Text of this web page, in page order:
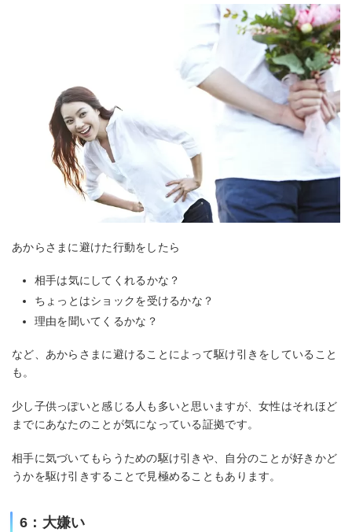
あからさまに避けた行動をしたら
相手は気にしてくれるかな？
ちょっとはショックを受けるかな？
理由を聞いてくるかな？
など、あからさまに避けることによって駆け引きをしていること
も。
少し子供っぽいと感じる人も多いと思いますが、女性はそれほど
までにあなたのことが気になっている証拠です。
相手に気づいてもらうための駆け引きや、自分のことが好きかど
うかを駆け引きすることで見極めることもあります。
6：大嫌い